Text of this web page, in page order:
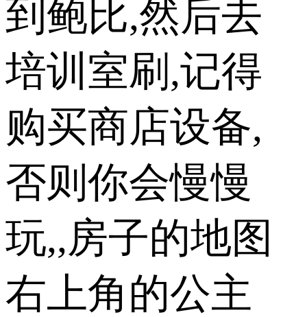
到鲍比,然后去
培训室刷,记得
购买商店设备,
否则你会慢慢
玩,,房子的地图
右上角的公主